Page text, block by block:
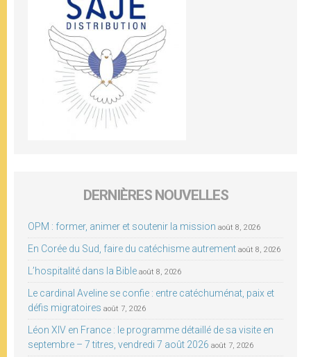
DERNIÈRES NOUVELLES
OPM : former, animer et soutenir la mission août 8, 2026
En Corée du Sud, faire du catéchisme autrement août 8, 2026
L’hospitalité dans la Bible août 8, 2026
Le cardinal Aveline se confie : entre catéchuménat, paix et
défis migratoires août 7, 2026
Léon XIV en France : le programme détaillé de sa visite en
septembre – 7 titres, vendredi 7 août 2026 août 7, 2026